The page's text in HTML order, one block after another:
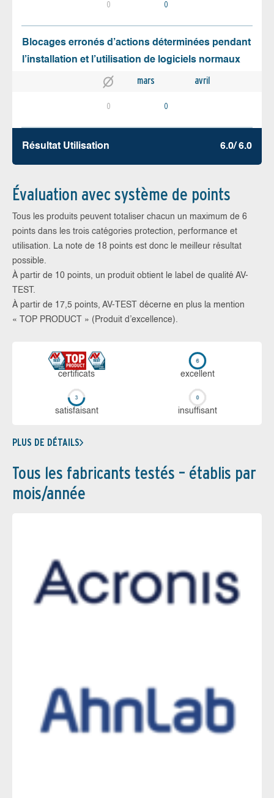
0 0
Blocages erronés d’actions déterminées pendant
l’installation et l’utilisation de logiciels normaux
mars avril
0 0
Résultat Utilisation 6.0/ 6.0
Évaluation avec système de points
Tous les produits peuvent totaliser chacun un maximum de 6
points dans les trois catégories protection, performance et
utilisation. La note de 18 points est donc le meilleur résultat
possible.
À partir de 10 points, un produit obtient le label de qualité AV-
TEST.
À partir de 17,5 points, AV-TEST décerne en plus la mention
« TOP PRODUCT » (Produit d’excellence).
certi­ficats ex­cellent
sa­tis­fai­sant in­suf­fi­sant
PLUS DE DÉTAILS
Tous les fabricants testés – établis par
mois/année